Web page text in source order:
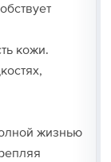
кожи.
жизнью